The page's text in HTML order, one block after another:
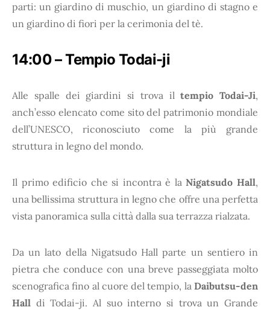
parti: un giardino di muschio, un giardino di stagno e
un giardino di fiori per la cerimonia del tè.
14:00 – Tempio Todai-ji
Alle spalle dei giardini si trova iltempio Todai-Ji,
anch’esso elencato come sito del patrimonio mondiale
dell’UNESCO, riconosciuto come la più grande
struttura in legno del mondo.
Il primo edificio che si incontra è laNigatsudo Hall,
una bellissima struttura in legno che offre una perfetta
vista panoramica sulla città dalla sua terrazza rialzata.
Da un lato della Nigatsudo Hall parte un sentiero in
pietra che conduce con una breve passeggiata molto
scenografica fino al cuore del tempio, la Daibutsu-den
Hall di Todai-ji. Al suo interno si trova un Grande